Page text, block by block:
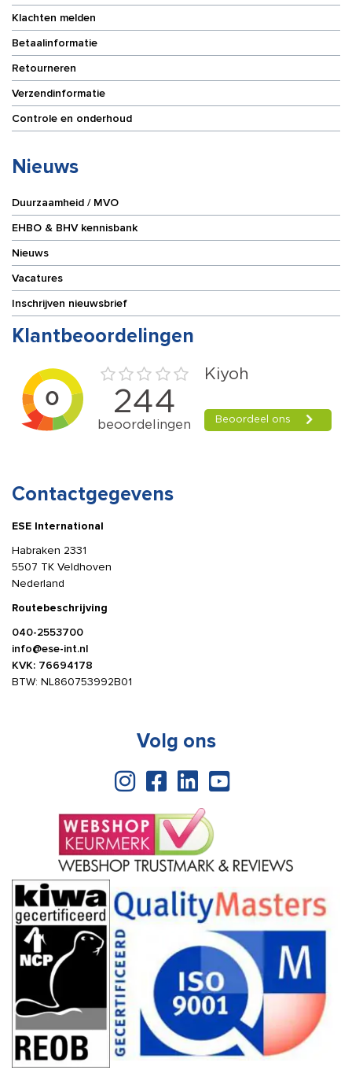
Klachten melden
Betaalinformatie
Retourneren
Verzendinformatie
Controle en onderhoud
Nieuws
Duurzaamheid / MVO
EHBO & BHV kennisbank
Nieuws
Vacatures
Inschrijven nieuwsbrief
Klantbeoordelingen
Contactgegevens
ESE International
Habraken 2331
5507 TK Veldhoven
Nederland
Routebeschrijving
040-2553700
info@ese-int.nl
KVK: 76694178
BTW: NL860753992B01
Volg ons